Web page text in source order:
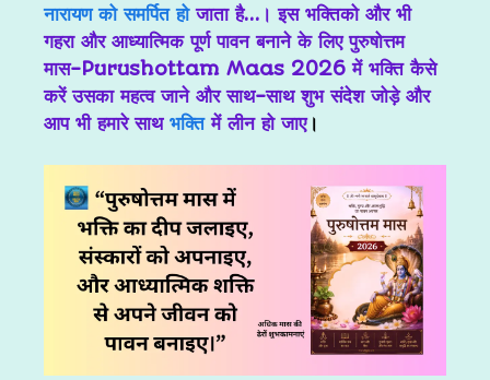
नारायण को समर्पित होजाता है…। इस भक्तिको और भी
गहरा और आध्यात्मिक पूर्ण पावन बनाने के लिए पुरुषोत्तम
मास-Purushottam Maas 2026 में भक्ति कैसे
करें उसका महत्व जाने और साथ-साथ शुभ संदेश जोड़े और
आप भी हमारे साथ भक्तिमें लीन हो जाए।